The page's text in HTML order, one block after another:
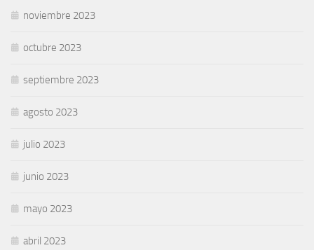
noviembre 2023
octubre 2023
septiembre 2023
agosto 2023
julio 2023
junio 2023
mayo 2023
abril 2023